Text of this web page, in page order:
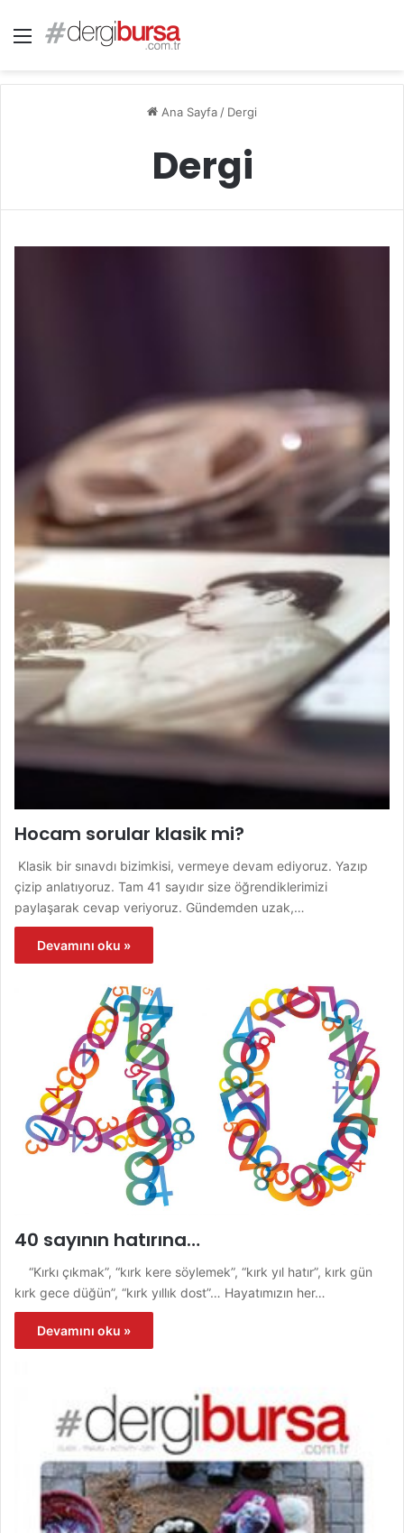
Menü
Ana Sayfa / Dergi
Dergi
Hocam sorular klasik mi?
Klasik bir sınavdı bizimkisi, vermeye devam ediyoruz. Yazıp
çizip anlatıyoruz. Tam 41 sayıdır size öğrendiklerimizi
paylaşarak cevap veriyoruz. Gündemden uzak,…
Devamını oku »
40 sayının hatırına…
“Kırkı çıkmak”, “kırk kere söylemek”, “kırk yıl hatır”, kırk gün
kırk gece düğün”, “kırk yıllık dost”… Hayatımızın her…
Devamını oku »